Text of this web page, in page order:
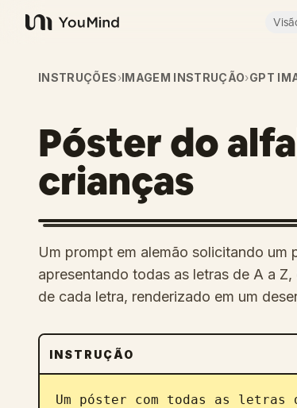
YouMind
INSTRUÇÕES›IMAGEM INSTRUÇÃO›GPT
Póster do
crianças
Um prompt em alemão solicitando
apresentando todas as letras de A a
de cada letra, renderizado em um
INSTRUÇÃO
Um póster com todas as